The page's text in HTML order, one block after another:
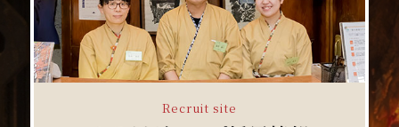
Recruit site